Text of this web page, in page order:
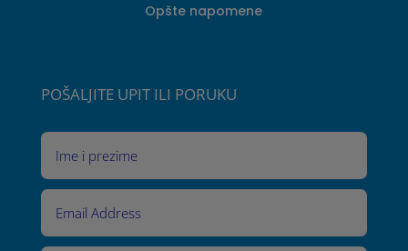
Opšte napomene
POŠALJITE UPIT ILI PORUKU